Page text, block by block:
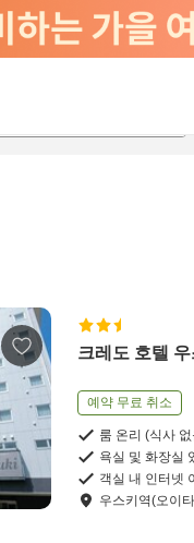
크레도 호텔 우
예약 무료 취소
룸 온리 (식사
욕실 및 화장실
객실 내 인터넷
우스키역(오이